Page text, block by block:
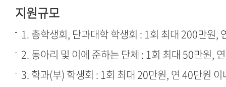
지원규모
1. 총학생회, 단과대학 학생회 : 1회 최대 200만원,
2. 동아리 및 이에 준하는 단체 : 1회 최대 50만원,
3. 학과(부) 학생회 : 1회 최대 20만원, 연 40만원 이